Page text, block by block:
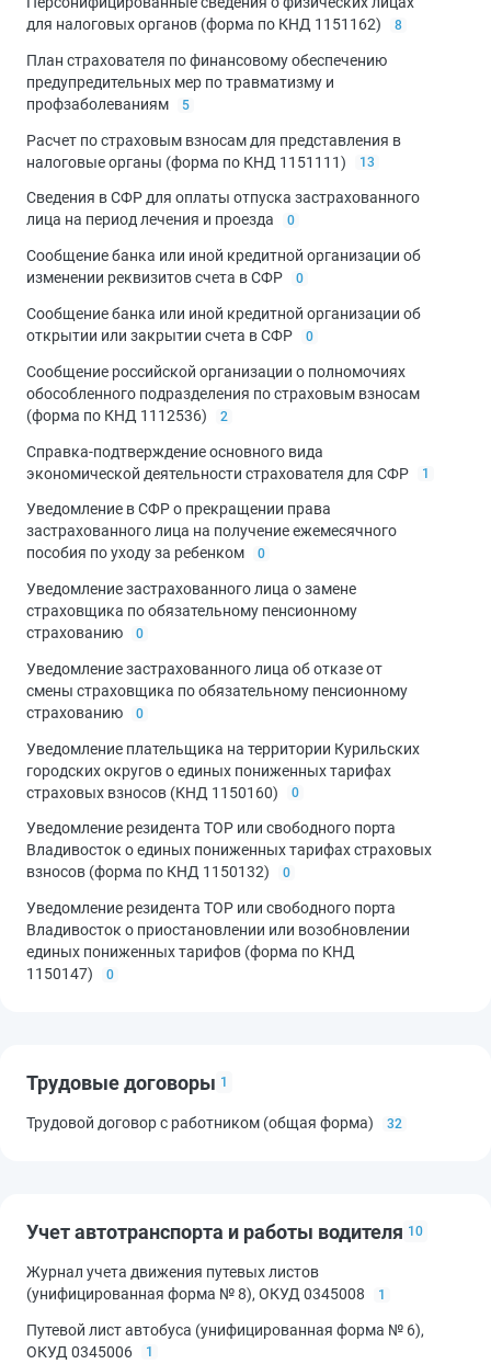
для налоговых органов (форма по КНД 1151162)
8
План страхователя по финансовому обеспечению
предупредительных мер по травматизму и
профзаболеваниям
5
Расчет по страховым взносам для представления в
налоговые органы (форма по КНД 1151111)
13
Сведения в СФР для оплаты отпуска застрахованного
лица на период лечения и проезда
0
Сообщение банка или иной кредитной организации об
изменении реквизитов счета в СФР
0
Сообщение банка или иной кредитной организации об
открытии или закрытии счета в СФР
0
Сообщение российской организации о полномочиях
обособленного подразделения по страховым взносам
(форма по КНД 1112536)
2
Справка-подтверждение основного вида
экономической деятельности страхователя для СФР
1
Уведомление в СФР о прекращении права
застрахованного лица на получение ежемесячного
пособия по уходу за ребенком
0
Уведомление застрахованного лица о замене
страховщика по обязательному пенсионному
страхованию
0
Уведомление застрахованного лица об отказе от
смены страховщика по обязательному пенсионному
страхованию
0
Уведомление плательщика на территории Курильских
городских округов о единых пониженных тарифах
страховых взносов (КНД 1150160)
0
Уведомление резидента ТОР или свободного порта
Владивосток о единых пониженных тарифах страховых
взносов (форма по КНД 1150132)
0
Уведомление резидента ТОР или свободного порта
Владивосток о приостановлении или возобновлении
единых пониженных тарифов (форма по КНД
1150147)
0
Трудовые договоры 1
Трудовой договор с работником (общая форма) 32
Учет автотранспорта и работы водителя 10
Журнал учета движения путевых листов
(унифицированная форма № 8), ОКУД 0345008
1
Путевой лист автобуса (унифицированная форма № 6),
ОКУД 0345006
1